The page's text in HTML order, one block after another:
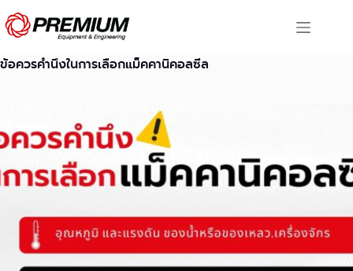
Skip
to
content
ข้อควรคำนึงในการเลือกแม็คคานิคอลซีล